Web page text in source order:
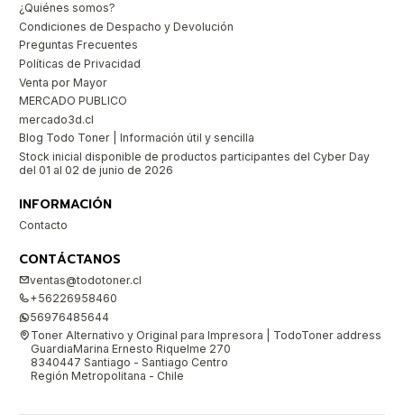
¿Quiénes somos?
Condiciones de Despacho y Devolución
Preguntas Frecuentes
Políticas de Privacidad
Venta por Mayor
MERCADO PUBLICO
mercado3d.cl
Blog Todo Toner | Información útil y sencilla
Stock inicial disponible de productos participantes del Cyber Day
del 01 al 02 de junio de 2026
INFORMACIÓN
Contacto
CONTÁCTANOS
ventas@todotoner.cl
+56226958460
56976485644
Toner Alternativo y Original para Impresora | TodoToner address
GuardiaMarina Ernesto Riquelme 270
8340447 Santiago - Santiago Centro
Región Metropolitana - Chile